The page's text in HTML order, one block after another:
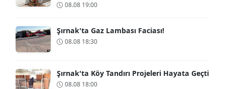
08.08 19:00
Şırnak'ta Gaz Lambası Faciası!
08.08 18:30
Şırnak'ta Köy Tandırı Projeleri Hayata Geçti
08.08 18:00